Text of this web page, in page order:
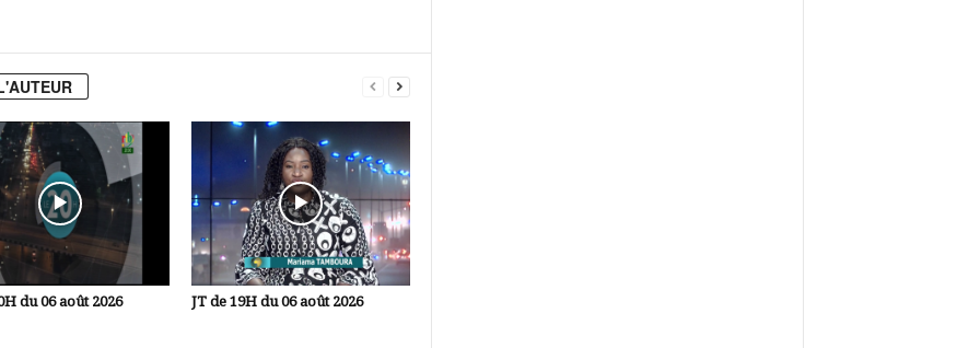
du 06 août 2026 JT de 19H du 06 août 2026